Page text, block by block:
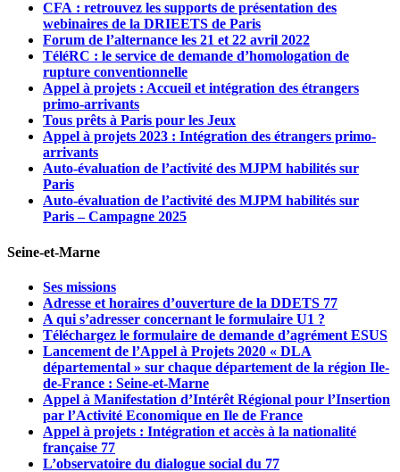
CFA : retrouvez les supports de présentation des
webinaires de la DRIEETS de Paris
Forum de l’alternance les 21 et 22 avril 2022
TéléRC : le service de demande d’homologation de
rupture conventionnelle
Appel à projets : Accueil et intégration des étrangers
primo-arrivants
Tous prêts à Paris pour les Jeux
Appel à projets 2023 : Intégration des étrangers primo-
arrivants
Auto-évaluation de l’activité des MJPM habilités sur
Paris
Auto-évaluation de l’activité des MJPM habilités sur
Paris – Campagne 2025
Seine-et-Marne
Ses missions
Adresse et horaires d’ouverture de la DDETS 77
A qui s’adresser concernant le formulaire U1 ?
Téléchargez le formulaire de demande d’agrément ESUS
Lancement de l’Appel à Projets 2020 « DLA
départemental » sur chaque département de la région Ile-
de-France : Seine-et-Marne
Appel à Manifestation d’Intérêt Régional pour l’Insertion
par l’Activité Economique en Ile de France
Appel à projets : Intégration et accès à la nationalité
française 77
L’observatoire du dialogue social du 77